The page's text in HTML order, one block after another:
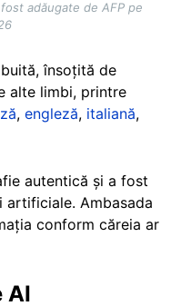
adăugate de AFP pe
însoțită de
alte limbi, printre
, engleză, italiană,
autentică și a fost
artificiale. Ambasada
conform căreia ar
AI